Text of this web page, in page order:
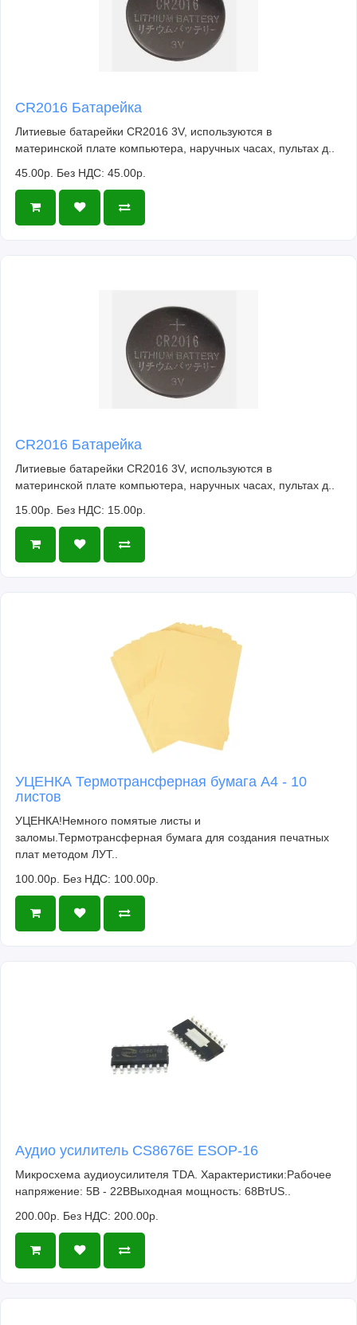
CR2016 Батарейка
Литиевые батарейки CR2016 3V, используются в
материнской плате компьютера, наручных часах, пультах д..
45.00р. Без НДС: 45.00р.
CR2016 Батарейка
Литиевые батарейки CR2016 3V, используются в
материнской плате компьютера, наручных часах, пультах д..
15.00р. Без НДС: 15.00р.
УЦЕНКА Термотрансферная бумага А4 - 10
листов
УЦЕНКА!Немного помятые листы и
заломы.Термотрансферная бумага для создания печатных
плат методом ЛУТ..
100.00р. Без НДС: 100.00р.
Аудио усилитель CS8676E ESOP-16
Микросхема аудиоусилителя TDA. Характеристики:Рабочее
напряжение: 5В - 22ВВыходная мощность: 68ВтUS..
200.00р. Без НДС: 200.00р.